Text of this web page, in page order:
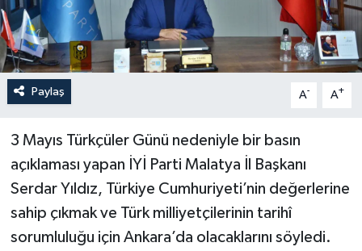
Paylaş A- A+
3 Mayıs Türkçüler Günü nedeniyle bir basın
açıklaması yapan İYİ Parti Malatya İl Başkanı
Serdar Yıldız, Türkiye Cumhuriyeti’nin değerlerine
sahip çıkmak ve Türk milliyetçilerinin tarihî
sorumluluğu için Ankara’da olacaklarını söyledi.
Teknoloji
Yaşam